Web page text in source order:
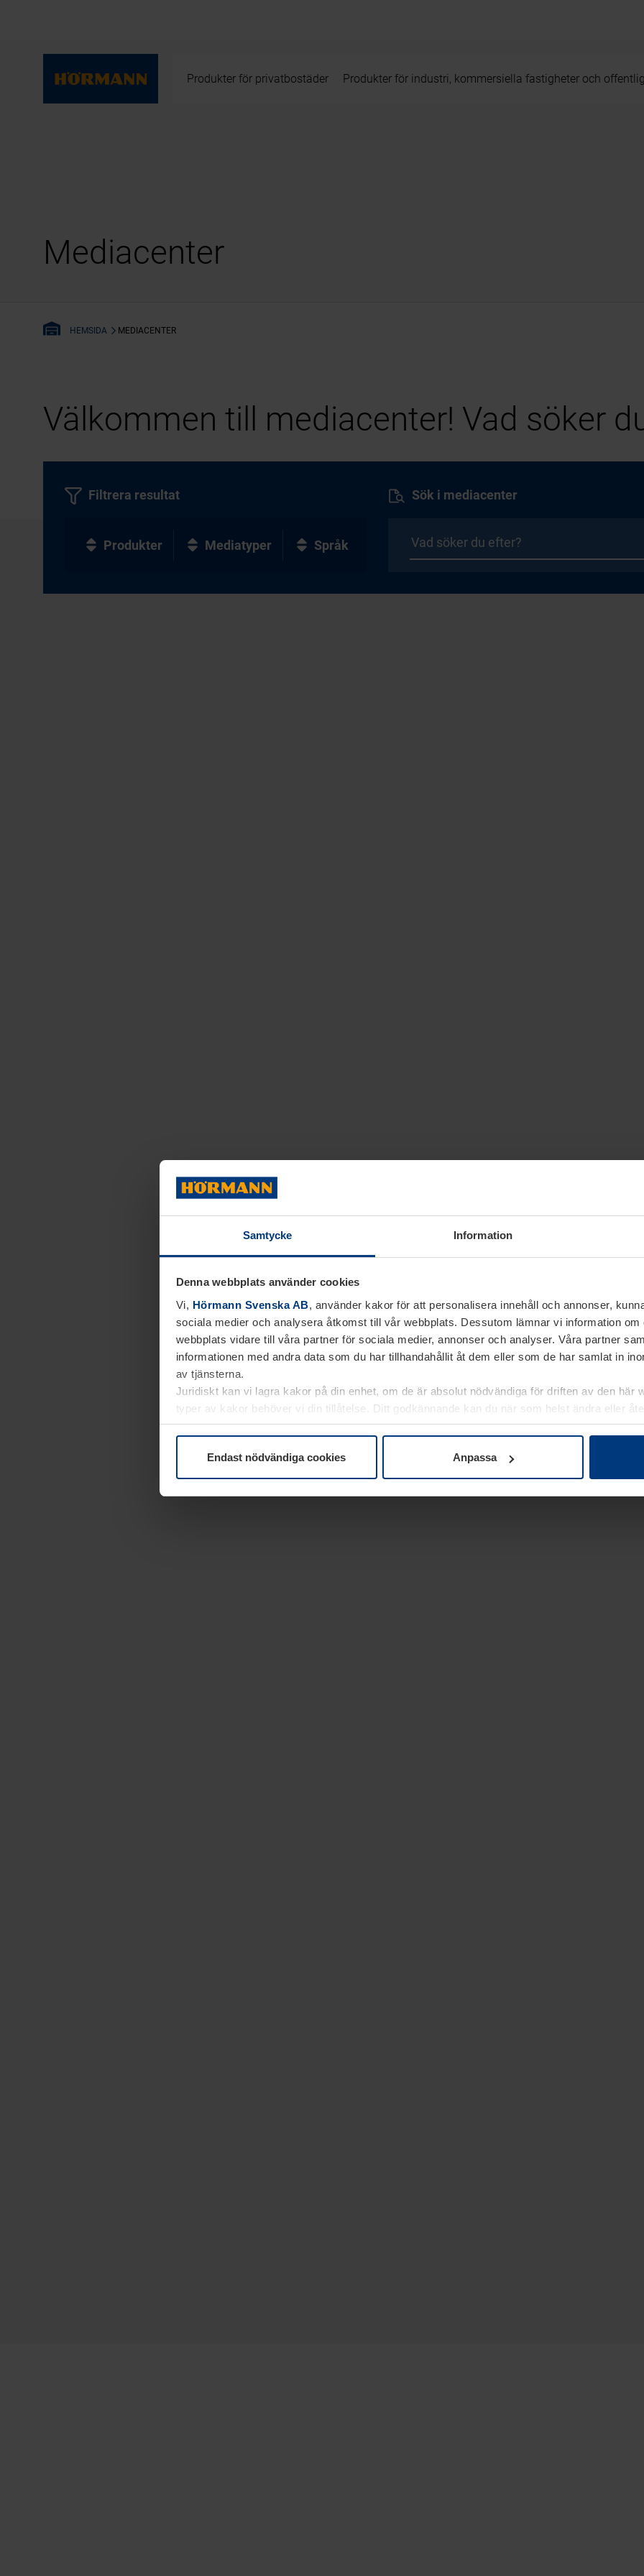
Samtycke Information
Denna webbplats använder cookies
Vi, Hörmann Svenska AB, använder kakor för att personalisera innehåll och annonser,
sociala medier och analysera åtkomst till vår webbplats. Dessutom lämnar vi information om
webbplats vidare till våra partner för sociala medier, annonser och analyser. Våra partner
informationen med andra data som du har tillhandahållit åt dem eller som de har samlat in
av tjänsterna.
Juridiskt kan vi lagra kakor på din enhet, om de är absolut nödvändiga för driften av den här
typer av kakor behöver vi din tillåtelse. Ditt godkännande kan du när som helst ändra eller
kakor underDataskyddsförklaringpå vår webbplats.
Endast nödvändiga cookies Anpassa
Produkter för privatbostäder Produkter för industri, kommersiella fastigheter och
Mediacenter
HEMSIDA MEDIACENTER
Välkommen till mediacenter! Vad söker
Sök i mediacenter
Filtrera resultat
Produkter Mediatyper Språk